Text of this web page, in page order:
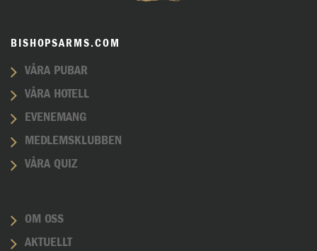
BISHOPSARMS.COM
VÅRA PUBAR
VÅRA HOTELL
EVENEMANG
MEDLEMSKLUBBEN
VÅRA QUIZ
OM OSS
AKTUELLT